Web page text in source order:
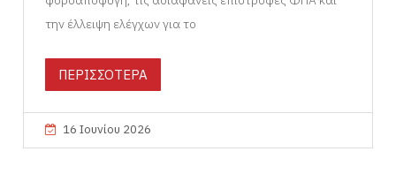
την έλλειψη ελέγχων για το
ΠΕΡΙΣΣΟΤΕΡΑ
16 Ιουνίου 2026